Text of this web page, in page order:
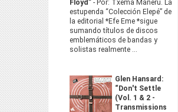
Floyd” - Por: Txema Mañeru. La
estupenda “Colección Elepé” de
la editorial *Efe Eme *sigue
sumando títulos de discos
emblemáticos de bandas y
solistas realmente ...
Glen Hansard:
“Don't Settle
(Vol. 1 & 2 -
Transmissions